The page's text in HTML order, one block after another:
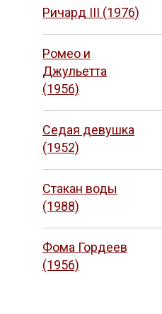
Ричард III (1976)
Ромео и
Джульетта
(1956)
Седая девушка
(1952)
Стакан воды
(1988)
Фома Гордеев
(1956)